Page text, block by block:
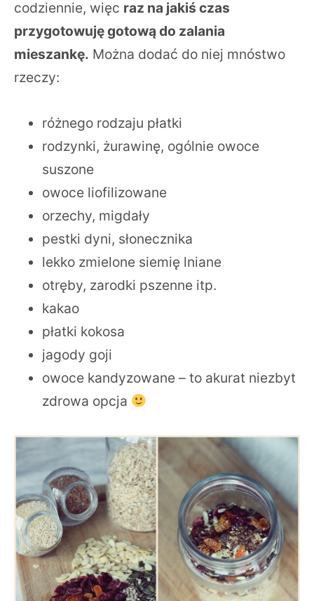
codziennie, więc raz na jakiś czas
przygotowuję gotową do zalania
mieszankę. Można dodać do niej mnóstwo
rzeczy:
różnego rodzaju płatki
rodzynki, żurawinę, ogólnie owoce
suszone
owoce liofilizowane
orzechy, migdały
pestki dyni, słonecznika
lekko zmielone siemię lniane
otręby, zarodki pszenne itp.
kakao
płatki kokosa
jagody goji
owoce kandyzowane – to akurat niezbyt
zdrowa opcja